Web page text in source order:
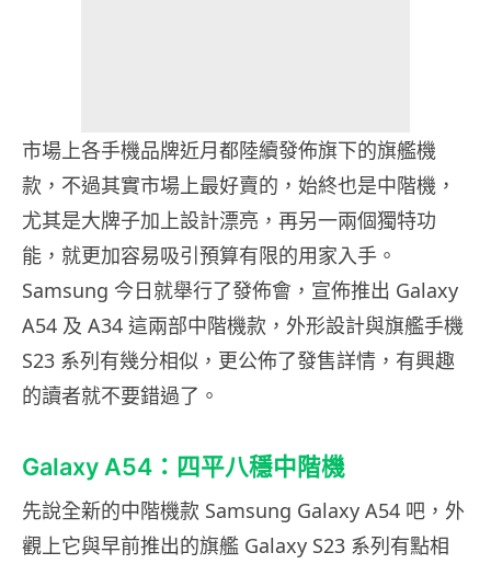
市場上各手機品牌近月都陸續發佈旗下的旗艦機
款，不過其實市場上最好賣的，始終也是中階機，
尤其是大牌子加上設計漂亮，再另一兩個獨特功
能，就更加容易吸引預算有限的用家入手。
Samsung 今日就舉行了發佈會，宣佈推出 Galaxy
A54 及 A34 這兩部中階機款，外形設計與旗艦手機
S23 系列有幾分相似，更公佈了發售詳情，有興趣
的讀者就不要錯過了。
Galaxy A54：四平八穩中階機
先說全新的中階機款 Samsung Galaxy A54 吧，外
觀上它與早前推出的旗艦 Galaxy S23 系列有點相